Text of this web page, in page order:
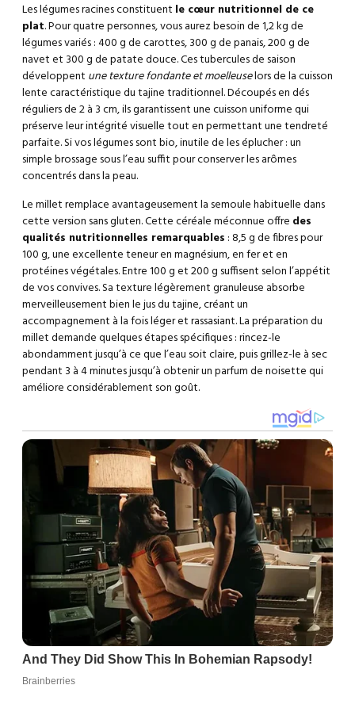
Les légumes racines constituent le cœur nutritionnel de ce
plat. Pour quatre personnes, vous aurez besoin de 1,2 kg de
légumes variés : 400 g de carottes, 300 g de panais, 200 g de
navet et 300 g de patate douce. Ces tubercules de saison
développent une texture fondante et moelleuselors de la cuisson
lente caractéristique du tajine traditionnel. Découpés en dés
réguliers de 2 à 3 cm, ils garantissent une cuisson uniforme qui
préserve leur intégrité visuelle tout en permettant une tendreté
parfaite. Si vos légumes sont bio, inutile de les éplucher : un
simple brossage sous l’eau suffit pour conserver les arômes
concentrés dans la peau.
Le millet remplace avantageusement la semoule habituelle dans
cette version sans gluten. Cette céréale méconnue offre des
qualités nutritionnelles remarquables : 8,5 g de fibres pour
100 g, une excellente teneur en magnésium, en fer et en
protéines végétales. Entre 100 g et 200 g suffisent selon l’appétit
de vos convives. Sa texture légèrement granuleuse absorbe
merveilleusement bien le jus du tajine, créant un
accompagnement à la fois léger et rassasiant. La préparation du
millet demande quelques étapes spécifiques : rincez-le
abondamment jusqu’à ce que l’eau soit claire, puis grillez-le à sec
pendant 3 à 4 minutes jusqu’à obtenir un parfum de noisette qui
améliore considérablement son goût.